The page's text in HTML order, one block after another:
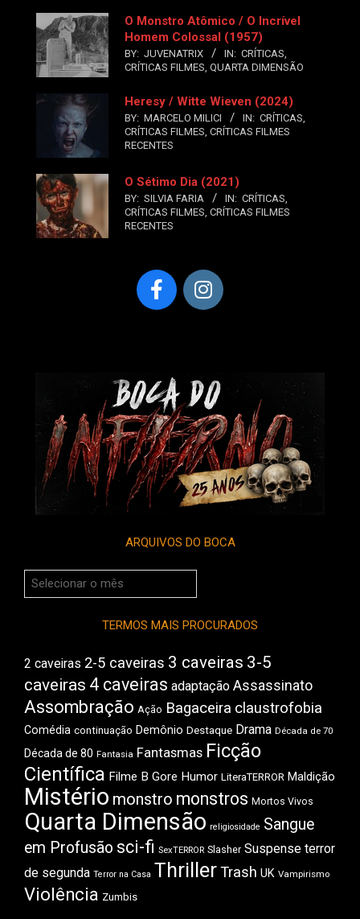
O Monstro Atômico / O Incrível
Homem Colossal (1957)
BY: JUVENATRIX IN: CRÍTICAS,
CRÍTICAS FILMES, QUARTA DIMENSÃO
Heresy / Witte Wieven (2024)
BY: MARCELO MILICI IN: CRÍTICAS,
CRÍTICAS FILMES, CRÍTICAS FILMES
RECENTES
O Sétimo Dia (2021)
BY: SILVIA FARIA IN: CRÍTICAS,
CRÍTICAS FILMES, CRÍTICAS FILMES
RECENTES
ARQUIVOS DO BOCA
Arquivos
do
TERMOS MAIS PROCURADOS
2 caveiras 2-5 caveiras 3 caveiras 3-5
caveiras 4 caveiras adaptação Assassinato
Assombração Ação Bagaceira claustrofobia
Comédia continuação Demônio Destaque Drama Década de 70
Década de 80 Fantasia Fantasmas Ficção
Científica Filme B Gore Humor LiteraTERROR Maldição
Mistério monstro monstros Mortos Vivos
Quarta Dimensão religiosidade Sangue
em Profusão sci-fi SexTERROR Slasher Suspense terror
de segunda Terror na Casa ThrillerTrash UK Vampirismo
Violência Zumbis